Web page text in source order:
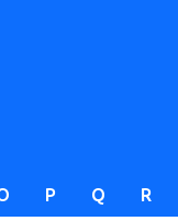
P Q R